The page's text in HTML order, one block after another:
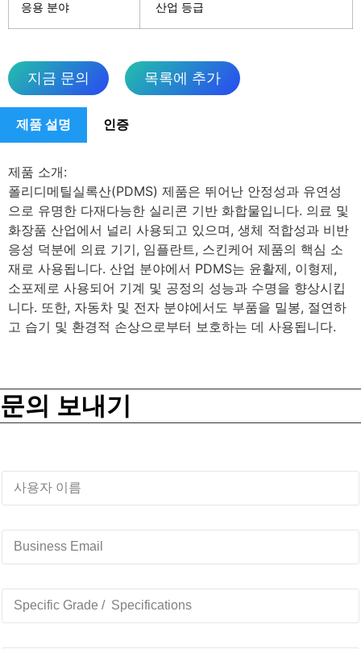
응용 분야 산업 등급
지금 문의 목록에 추가
제품 설명 인증
제품 소개:
폴리디메틸실록산(PDMS) 제품은 뛰어난 안정성과 유연성
으로 유명한 다재다능한 실리콘 기반 화합물입니다. 의료 및
화장품 산업에서 널리 사용되고 있으며, 생체 적합성과 비반
응성 덕분에 의료 기기, 임플란트, 스킨케어 제품의 핵심 소
재로 사용됩니다. 산업 분야에서 PDMS는 윤활제, 이형제,
소포제로 사용되어 기계 및 공정의 성능과 수명을 향상시킵
니다. 또한, 자동차 및 전자 분야에서도 부품을 밀봉, 절연하
고 습기 및 환경적 손상으로부터 보호하는 데 사용됩니다.
문의 보내기